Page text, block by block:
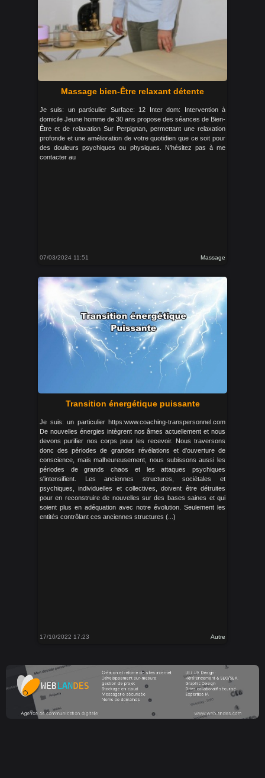
Massage bien-Être relaxant détente
Je suis: un particulier Surface: 12 Inter dom: Intervention à
domicile Jeune homme de 30 ans propose des séances de Bien-
Être et de relaxation Sur Perpignan, permettant une relaxation
profonde et une amélioration de votre quotidien que ce soit pour
des douleurs psychiques ou physiques. N'hésitez pas à me
contacter au
07/03/2024 11:51 Massage
Transition énergétique puissante
Je suis: un particulier https:www.coaching-transpersonnel.com
De nouvelles énergies intègrent nos âmes actuellement et nous
devons purifier nos corps pour les recevoir. Nous traversons
donc des périodes de grandes révélations et d'ouverture de
conscience, mais malheureusement, nous subissons aussi les
périodes de grands chaos et les attaques psychiques
s'intensifient. Les anciennes structures, sociétales et
psychiques, individuelles et collectives, doivent être détruites
pour en reconstruire de nouvelles sur des bases saines et qui
soient plus en adéquation avec notre évolution. Seulement les
entités contrôlant ces anciennes structures (...)
17/10/2022 17:23 Autre